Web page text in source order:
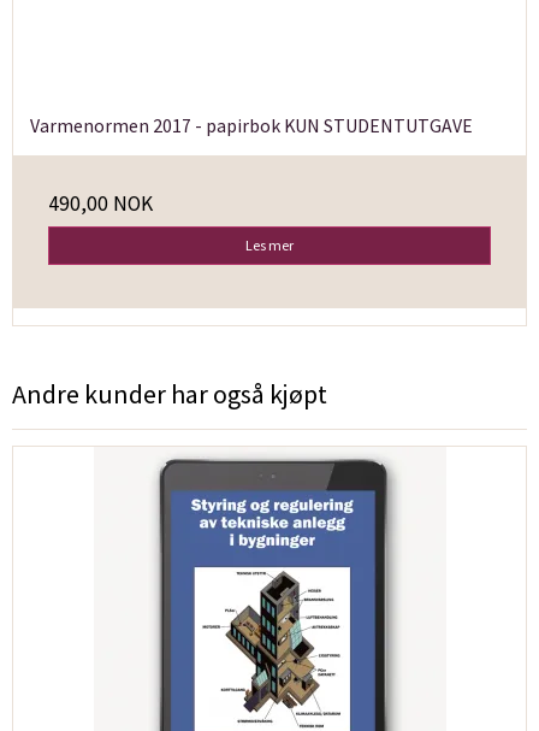
Varmenormen 2017 - papirbok KUN STUDENTUTGAVE
490,00 NOK
Les mer
Andre kunder har også kjøpt